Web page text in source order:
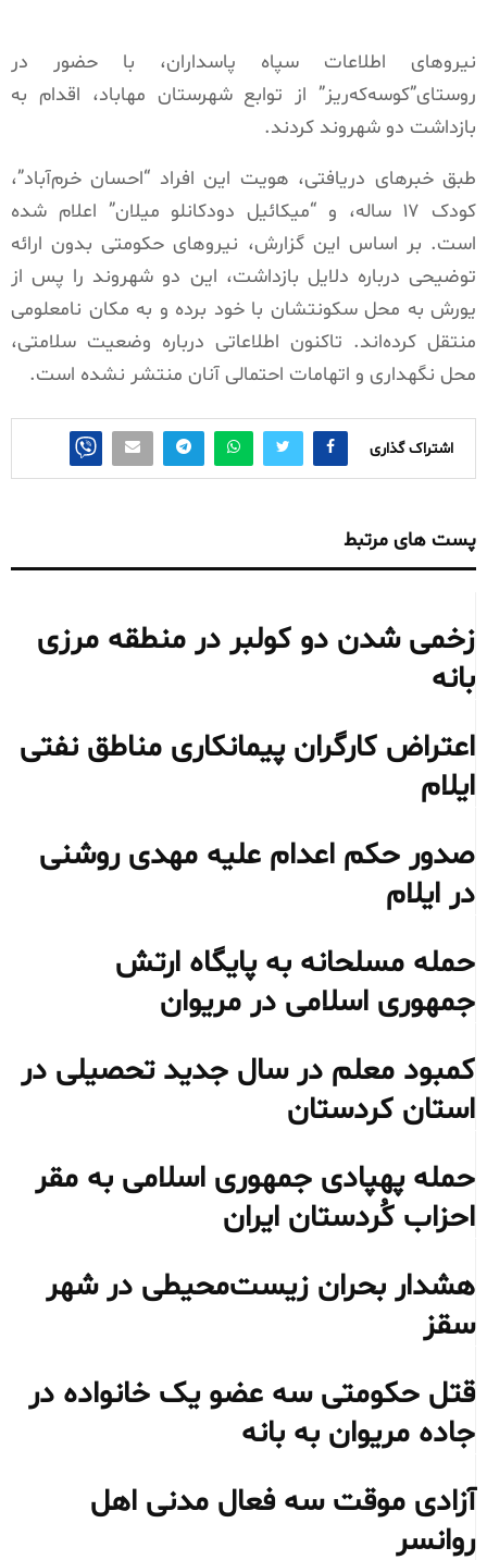
نیروهای اطلاعات سپاه پاسداران، با حضور در
روستای”کوسه‌که‌ریز” از توابع شهرستان مهاباد، اقدام به
بازداشت دو شهروند کردند.
طبق خبرهای دریافتی، هویت این افراد “احسان خرم‌آباد”،
کودک ۱۷ ساله، و “میکائیل دودکانلو میلان” اعلام شده
است. بر اساس این گزارش‌، نیروهای حکومتی بدون ارائه
توضیحی درباره دلایل بازداشت، این دو شهروند را پس از
یورش به محل سکونتشان با خود برده و به مکان نامعلومی
منتقل کرده‌اند. تاکنون اطلاعاتی درباره وضعیت سلامتی،
محل نگهداری و اتهامات احتمالی آنان منتشر نشده است.
اشتراک گذاری
پست های مرتبط
زخمی شدن دو کولبر در منطقه مرزی
بانه
اعتراض کارگران پیمانکاری مناطق نفتی
ایلام
صدور حکم اعدام علیه مهدی روشنی
در ایلام
حمله مسلحانه به پایگاه ارتش
جمهوری اسلامی در مریوان
کمبود معلم در سال جدید تحصیلی در
استان کردستان
حمله پهپادی جمهوری اسلامی به مقر
احزاب کُردستان ایران
هشدار بحران زیست‌محیطی در شهر
سقز
قتل حکومتی سه عضو یک خانواده در
جاده مریوان به بانه
آزادی موقت سه فعال مدنی اهل
روانسر